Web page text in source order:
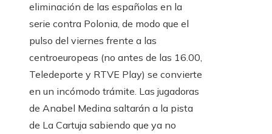
eliminación de las españolas en la
serie contra Polonia, de modo que el
pulso del viernes frente a las
centroeuropeas (no antes de las 16.00,
Teledeporte y RTVE Play) se convierte
en un incómodo trámite. Las jugadoras
de Anabel Medina saltarán a la pista
de La Cartuja sabiendo que ya no